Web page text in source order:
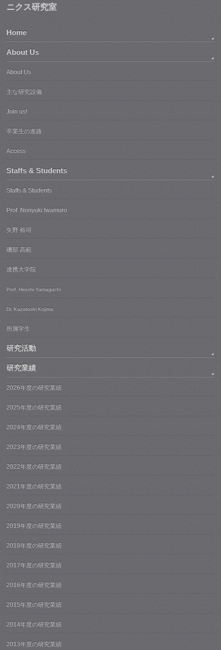
ニクス研究室
Home
About Us
About Us
主な研究設備
Join us!
卒業生の進路
Access
Staffs & Students
Staffs & Students
Prof. Noriyuki Iwamuro
矢野 裕司
磯部 高範
連携大学院
Prof. Hiroshi Yamaguchi
Dr. Kazutoshi Kojima
所属学生
研究活動
研究業績
2026年度の研究業績
2025年度の研究業績
2024年度の研究業績
2023年度の研究業績
2022年度の研究業績
2021年度の研究業績
2020年度の研究業績
2019年度の研究業績
2018年度の研究業績
2017年度の研究業績
2016年度の研究業績
2015年度の研究業績
2014年度の研究業績
2013年度の研究業績